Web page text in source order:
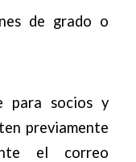
de grado o
para socios y
previamente
el correo